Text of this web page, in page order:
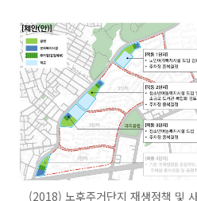
(2018) 노후주거단지 재생정책 및